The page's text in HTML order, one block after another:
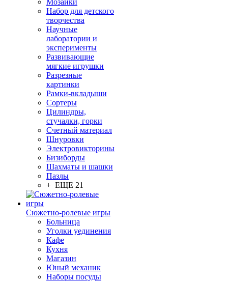
Мозаики
Набор для детского
творчества
Научные
лаборатории и
эксперименты
Развивающие
мягкие игрушки
Разрезные
картинки
Рамки-вкладыши
Сортеры
Цилиндры,
стучалки, горки
Счетный материал
Шнуровки
Электровикторины
Бизиборды
Шахматы и шашки
Пазлы
+ ЕЩЕ 21
Сюжетно-ролевые игры
Больница
Уголки уединения
Кафе
Кухня
Магазин
Юный механик
Наборы посуды